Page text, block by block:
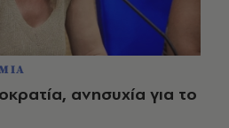
ανησυχία για το